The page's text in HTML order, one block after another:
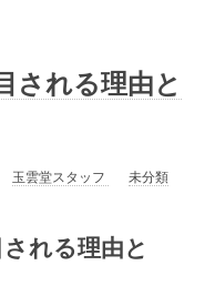
される理由と
玉雲堂スタッフ 未分類
れる理由と